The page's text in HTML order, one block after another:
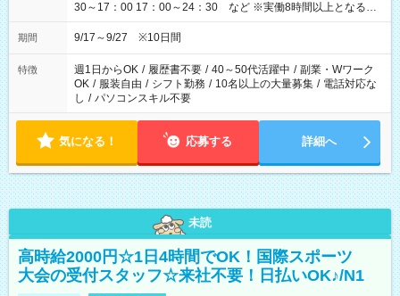
30～17：00 17：00～24：30 など ※実働8時間以上となる勤
務もあります。 【休憩】60分+他休憩あり 交替で取得します。
安全面に配慮しこまめな休憩があります。
期間 9/17～9/27 ※10日間
特徴 週1日からOK / 履歴書不要 / 40～50代活躍中 / 副業・Wワーク
OK / 服装自由 / シフト勤務 / 10名以上の大量募集 / 電話対応な
し / パソコンスキル不要
気になる！ 応募する 詳細へ
未読
高時給2000円☆1日4時間でOK！国際スポーツ
大会の受付スタッフ☆来社不要！日払いOK♪/N1